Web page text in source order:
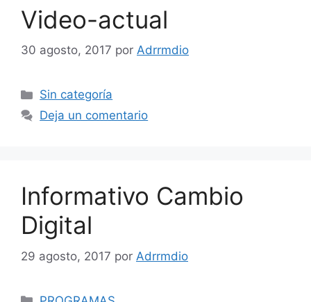
Video-actual
30 agosto, 2017 por Adrrmdio
Categorías
Sin categoría
Deja un comentario
Informativo Cambio
Digital
29 agosto, 2017 por Adrrmdio
Categorías